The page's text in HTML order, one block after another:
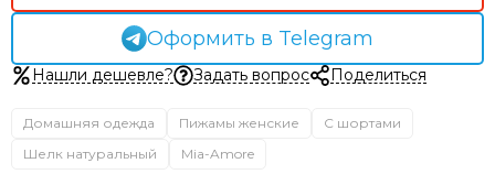
Оформить в Telegram
Нашли дешевле? Задать вопрос Поделиться
Домашняя одежда Пижамы женские
С шортами
Шелк натуральный
Mia-Amore